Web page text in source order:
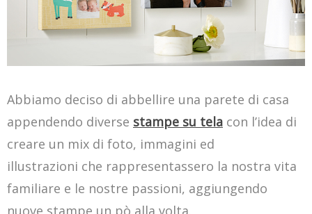
Abbiamo deciso di abbellire una parete di casa
appendendo diverse stampe su tela con l’idea di
creare un mix di foto, immagini ed
illustrazioni che rappresentassero la nostra vita
familiare e le nostre passioni, aggiungendo
nuove stampe un pò alla volta.